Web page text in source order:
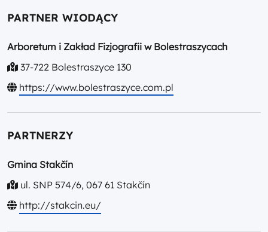
PARTNER WIODĄCY
Arboretum i Zakład Fizjografii w Bolestraszycach
37-722 Bolestraszyce 130
https://www.bolestraszyce.com.pl
PARTNERZY
Gmina Stakčín
ul. SNP 574/6, 067 61 Stakčín
http://stakcin.eu/